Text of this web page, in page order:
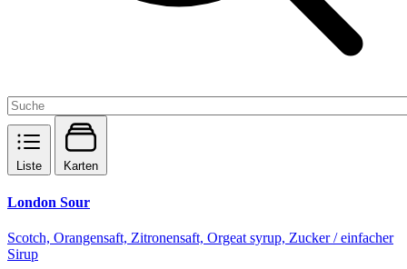
Liste Karten
London Sour
Scotch, Orangensaft, Zitronensaft, Orgeat syrup, Zucker / einfacher
Sirup